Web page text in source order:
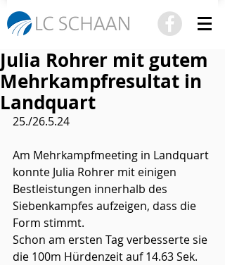
Julia Rohrer mit gutem
Mehrkampfresultat in
Landquart
25./26.5.24
Am Mehrkampfmeeting in Landquart
konnte Julia Rohrer mit einigen
Bestleistungen innerhalb des
Siebenkampfes aufzeigen, dass die
Form stimmt.
Schon am ersten Tag verbesserte sie
die 100m Hürdenzeit auf 14.63 Sek.